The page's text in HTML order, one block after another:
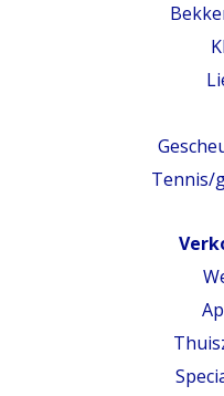
Tennis/